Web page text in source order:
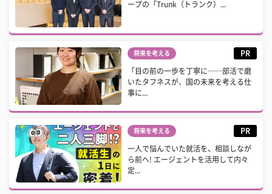
ープの「Trunk（トランク）...
将来を考える PR
「目の前の一歩を丁寧に──部活で磨
いたタフネスが、国の未来を考える仕
事に...
将来を考える PR
一人で悩んでいた就活を、相談しなが
ら前へ! エージェントを活用して内々
定...